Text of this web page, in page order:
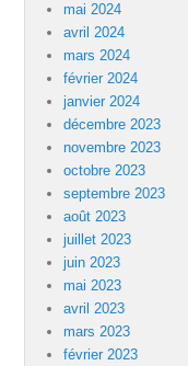
mai 2024
avril 2024
mars 2024
février 2024
janvier 2024
décembre 2023
novembre 2023
octobre 2023
septembre 2023
août 2023
juillet 2023
juin 2023
mai 2023
avril 2023
mars 2023
février 2023